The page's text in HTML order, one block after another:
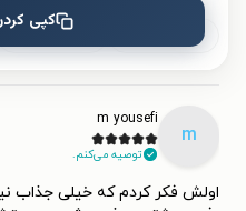
مفید نبود
m
m yousefi
توصیه می‌کنم.
اولش فکر کردم که خیلی
کپی